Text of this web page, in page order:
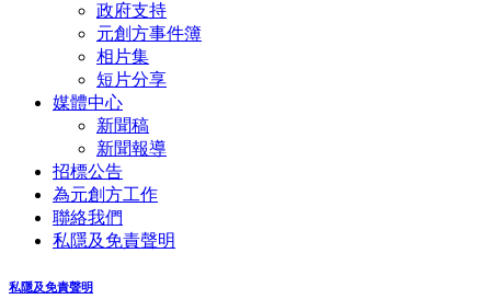
政府支持
元創方事件簿
相片集
短片分享
媒體中心
新聞稿
新聞報導
招標公告
為元創方工作
聯絡我們
私隱及免責聲明
私隱及免責聲明